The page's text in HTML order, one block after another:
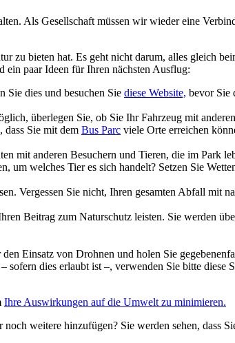
aus dem Jahr 2020 „hat sich die
Flüssen, Seen und Feuchtgebieten leben, 34 %
Als Gesellschaft müssen wir wieder eine
zu bieten hat. Es geht nicht darum, alles gleich
paar Ideen für Ihren nächsten Ausflug:
Sie dies und besuchen Siediese Website,bevor Sie
überlegen Sie, ob Sie Ihr Fahrzeug mit
dass Sie mit demBus Parcviele Orte erreichen
mit anderen Besuchern und Tieren, die im Park
um welches Tier es sich handelt? Setzen Sie
Vergessen Sie nicht, Ihren gesamten Abfall mit
Beitrag zum Naturschutz leisten. Sie werden
Einsatz von Drohnen und holen Sie
dies erlaubt ist –, verwenden Sie bitte diese